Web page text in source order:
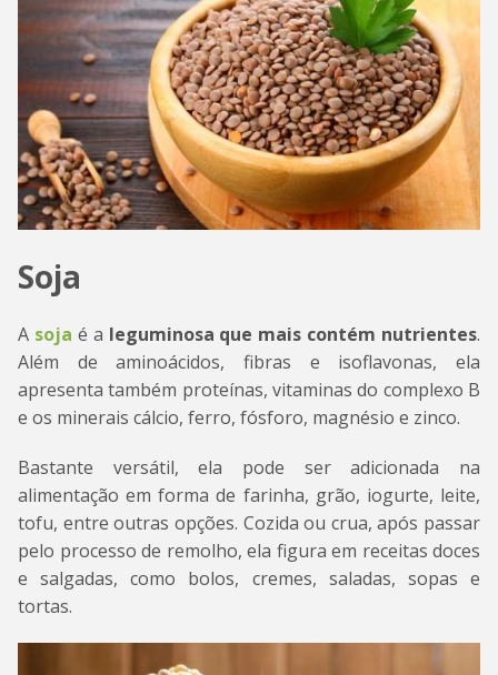
Soja
A soja é a leguminosa que mais contém nutrientes.
Além de aminoácidos, fibras e isoflavonas, ela
apresenta também proteínas, vitaminas do complexo B
e os minerais cálcio, ferro, fósforo, magnésio e zinco.
Bastante versátil, ela pode ser adicionada na
alimentação em forma de farinha, grão, iogurte, leite,
tofu, entre outras opções. Cozida ou crua, após passar
pelo processo de remolho, ela figura em receitas doces
e salgadas, como bolos, cremes, saladas, sopas e
tortas.